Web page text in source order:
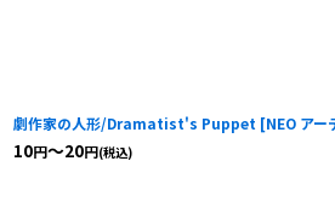
劇作家の人形/Dramatist's Puppet [NEO アー
10円～20円(税込)